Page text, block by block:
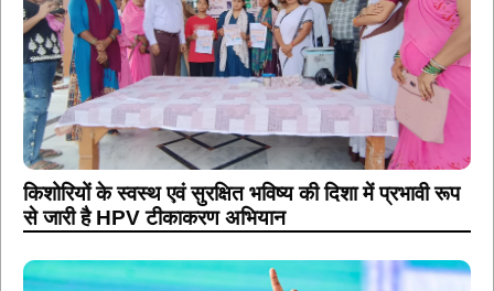
किशोरियों के स्वस्थ एवं सुरक्षित भविष्य की दिशा में प्रभावी रूप
से जारी है HPV टीकाकरण अभियान